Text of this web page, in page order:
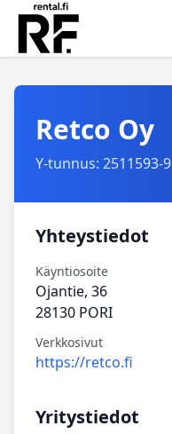
Retco Oy
Y-tunnus: 2511593-9
Yhteystiedot
Käyntiosoite
Ojantie, 36
28130 PORI
Verkkosivut
https://retco.fi
Yritystiedot